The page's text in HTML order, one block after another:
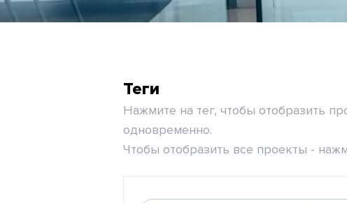
Теги
Нажмите на тег, чтобы отобразить
одновременно.
Чтобы отобразить все проекты -